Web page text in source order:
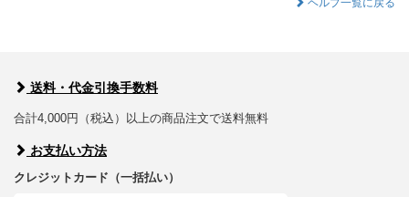
ヘルプ一覧に戻る
送料・代金引換手数料
合計4,000円（税込）以上の商品注文で送料無料
お支払い方法
クレジットカード（一括払い）